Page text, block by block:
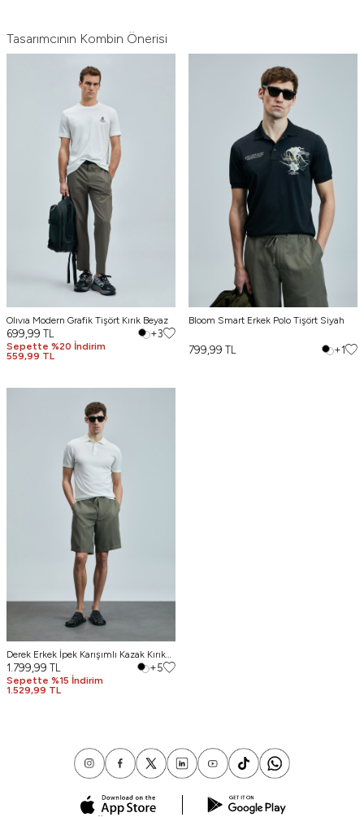
Tasarımcının Kombin Önerisi
Olıvıa Modern Grafik Tişört Kırık Beyaz
699,99 TL
Sepette %20 İndirim
559,99 TL
+3
Bloom Smart Erkek Polo Tişört Siyah
799,99 TL +1
Derek Erkek İpek Karışımlı Kazak Kırık
Beyaz
1.799,99 TL
Sepette %15 İndirim
1.529,99 TL
+5